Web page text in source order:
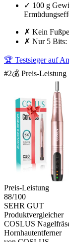
✓ 100 g
✗ Kein
✗ Nur 5 Bits:
🏆 Testsieger auf
#2💰 Preis-Leistung
Preis-Leistung
88/100
SEHR GUT
Produktvergleicher
COSLUS
Hornhautentferner